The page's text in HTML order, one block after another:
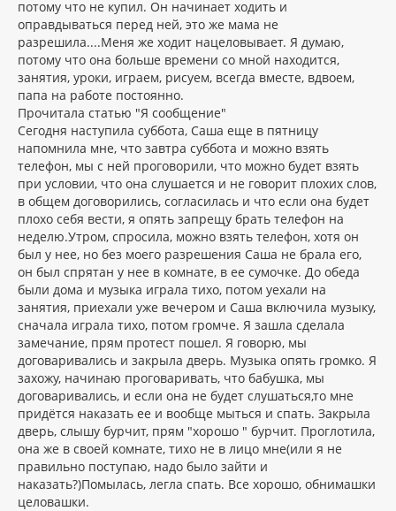
потому что не купил. Он начинает ходить и
оправдываться перед ней, это же мама не
разрешила....Меня же ходит нацеловывает. Я думаю,
потому что она больше времени со мной находится,
занятия, уроки, играем, рисуем, всегда вместе, вдвоем,
папа на работе постоянно.
Прочитала статью "Я сообщение"
Сегодня наступила суббота, Саша еще в пятницу
напомнила мне, что завтра суббота и можно взять
телефон, мы с ней проговорили, что можно будет взять
при условии, что она слушается и не говорит плохих слов,
в общем договорились, согласилась и что если она будет
плохо себя вести, я опять запрещу брать телефон на
неделю.Утром, спросила, можно взять телефон, хотя он
был у нее, но без моего разрешения Саша не брала его,
он был спрятан у нее в комнате, в ее сумочке. До обеда
были дома и музыка играла тихо, потом уехали на
занятия, приехали уже вечером и Саша включила музыку,
сначала играла тихо, потом громче. Я зашла сделала
замечание, прям протест пошел. Я говорю, мы
договаривались и закрыла дверь. Музыка опять громко. Я
захожу, начинаю проговаривать, что бабушка, мы
договаривались, и если она не будет слушаться,то мне
придётся наказать ее и вообще мыться и спать. Закрыла
дверь, слышу бурчит, прям "хорошо " бурчит. Проглотила,
она же в своей комнате, тихо не в лицо мне(или я не
правильно поступаю, надо было зайти и
наказать?)Помылась, легла спать. Все хорошо, обнимашки
целовашки.